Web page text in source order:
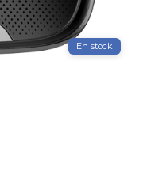
En stock